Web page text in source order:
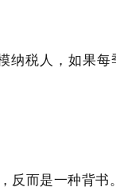
税人，如果
而是一种背书。